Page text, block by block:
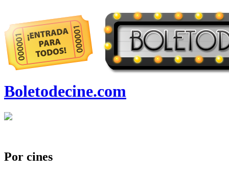
Boletodecine.com
Por cines